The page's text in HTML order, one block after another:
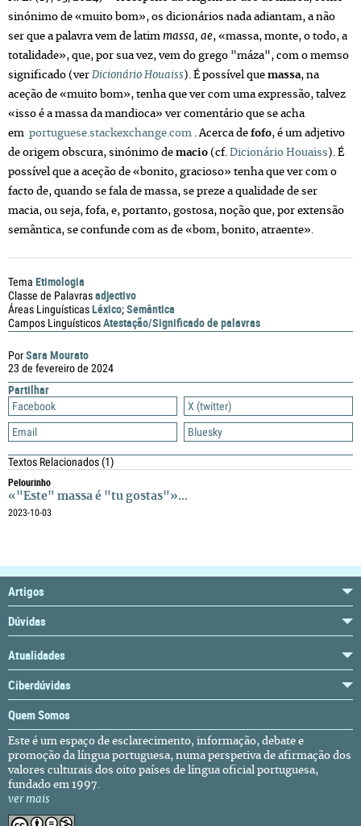
PorSara Mourato
23 de fevereiro de 2024
Partilhar
Facebook
X (twitter)
Email
Bluesky
Textos Relacionados(1)
Pelourinho
«"Este" massa é "tu gostas"»...
2023-10-03
sinónimo de «muito bom», os dicionários nada adiantam, a não
ser que a palavra vem de latim massa, ae, «massa, monte, o todo, a
totalidade», que, por sua vez, vem do grego "máza", com o memso
significado (ver Dicionário Houaiss ). É possível que massa, na
aceção de «muito bom», tenha que ver com uma expressão, talvez
«isso é a massa da mandioca» ver comentário que se acha
em portuguese.stackexchange.com . Acerca de fofo, é um adjetivo
de origem obscura, sinónimo de macio (cf. Dicionário Houaiss ). É
possível que a aceção de «bonito, gracioso» tenha que ver com o
facto de, quando se fala de massa, se preze a qualidade de ser
macia, ou seja, fofa, e, portanto, gostosa, noção que, por extensão
semântica, se confunde com as de «bom, bonito, atraente».
Tema Etimologia
Classe de Palavrasadjectivo
Áreas LinguísticasLéxico;Semântica
Campos LinguísticosAtestação/Significado de palavras
Artigos
Dúvidas
Atualidades
Ciberdúvidas
Quem Somos
Este é um espaço de esclarecimento, informação, debate e
promoção da língua portuguesa, numa perspetiva de afirmação dos
valores culturais dos oito países de língua oficial portuguesa,
fundado em 1997.
ver mais